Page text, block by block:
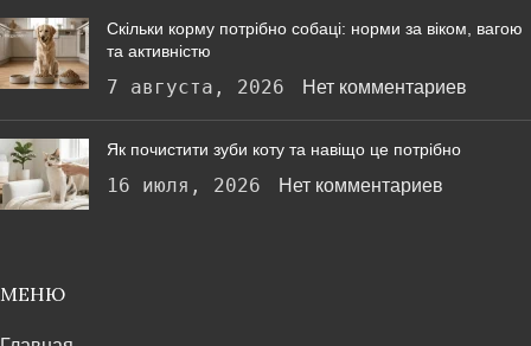
Скільки корму потрібно собаці: норми за віком, вагою
та активністю
7 августа, 2026 Нет комментариев
Як почистити зуби коту та навіщо це потрібно
16 июля, 2026 Нет комментариев
МЕНЮ